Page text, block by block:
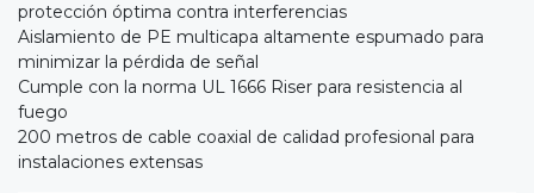
protección óptima contra interferencias
Aislamiento de PE multicapa altamente espumado para
minimizar la pérdida de señal
Cumple con la norma UL 1666 Riser para resistencia al
fuego
200 metros de cable coaxial de calidad profesional para
instalaciones extensas